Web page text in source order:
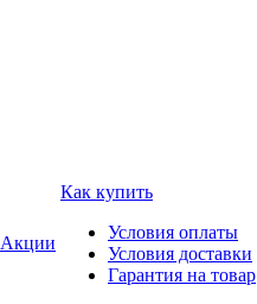
Акции
Как купить
Условия оплаты
Условия доставки
Гарантия на товар